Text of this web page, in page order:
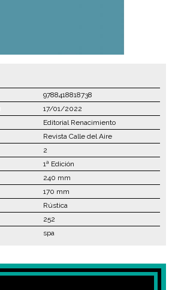
9788418818738
17/01/2022
Editorial Renacimiento
Revista Calle del Aire
2
1ª Edición
240 mm
170 mm
Rústica
252
spa